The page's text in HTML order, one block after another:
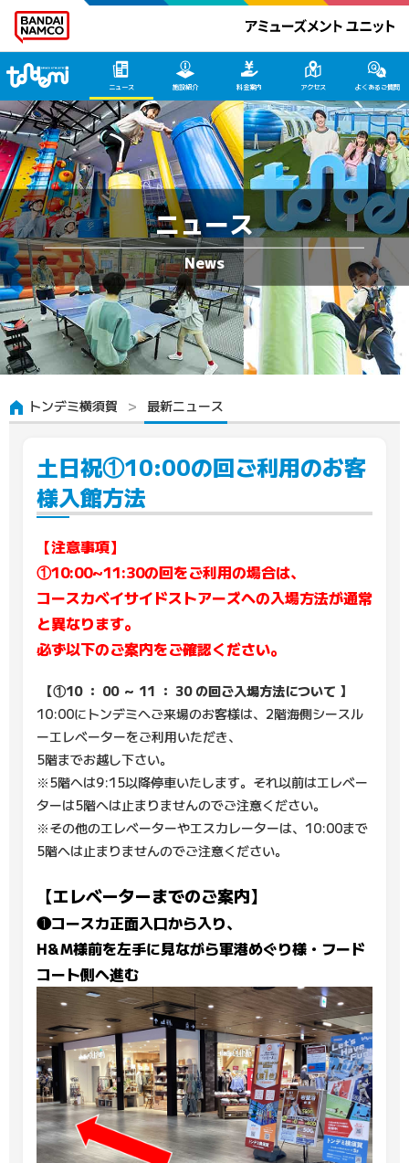
ニュース 施設紹介 料金案内 アクセス よくあるご質問
ニュース
トンデミ横須賀 最新ニュース
土日祝①10:00の回ご利用のお客
様入館方法
【注意事項】
①10:00~11:30の回をご利用の場合は、
コースカベイサイドストアーズへの入場方法が通常
と異なります。
必ず以下のご案内をご確認ください。
【①10 ： 00 ～ 11 ： 30 の回ご入場方法について 】
10:00にトンデミへご来場のお客様は、2階海側シースル
ーエレベーターをご利用いただき、
5階までお越し下さい。
※5階へは9:15以降停車いたします。それ以前はエレベー
ターは5階へは止まりませんのでご注意ください。
※その他のエレベーターやエスカレーターは、10:00まで
5階へは止まりませんのでご注意ください。
【エレベーターまでのご案内】
❶コースカ正面入口から入り、
H&M様前を左手に見ながら軍港めぐり様・フード
コート側へ進む